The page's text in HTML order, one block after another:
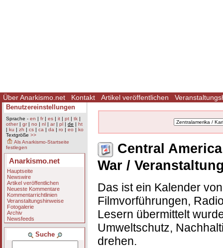
Über Anarkismo.net Kontakt Artikel veröffentlichen
Benutzereinstellungen
Sprache - en | fr| es | it | pt | tk |
other| gr| no | nl | ar| pl | de | ht
| ku | zh | cs | ca | da | ro | eo | ko
Textgröße >>
Als Anarkismo-Startseite
festlegen
Anarkismo.net
Hauptseite
Newswire
Artikel veröffentlichen
Neueste Kommentare
Kommentarrichtlinien
Veranstaltungshinweise
Fotogalerie
Archiv
Newsfeeds
Suche
Central
War /
Das ist ein Kalender
Filmvorführungen,
Lesern übermittelt
Umweltschutz,
drehen.